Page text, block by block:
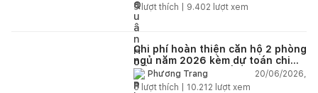
9lượt thích | 9.402 lượt xem
Chi phí hoàn thiện căn hộ 2 phòng
ngủ năm 2026 kèm dự toán chi
tiết và ví dụ thực tế
Phương Trang
20/06/2026,
5 lượt thích | 10.212 lượt xem